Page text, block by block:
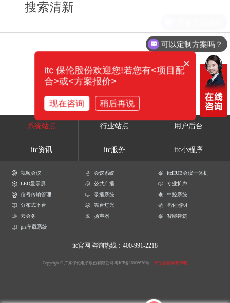
搜索清新
系统站点 行业站点 用户后台
itc资讯 itc服务 itc小程序
视频会议 会议系统
itcHUB会议一体机
LED显示屏
公共广播
专业扩声
信号传输管理
录播系统
中控系统
分布式平台
舞台灯光
亮化照明
云会务
扬声器
智能建筑
pis车载系统
itc官网 咨询热线：400-991-2218
Copyright © 广东保伦电子股份有限公司 粤ICP备16106620号 产品参数解释声明
可以定制方案吗？
×
itc 保伦股份欢迎您!若您有<项目配
合>或<方案报价>
现在咨询 稍后再说